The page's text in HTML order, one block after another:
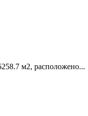
м2, расположено...